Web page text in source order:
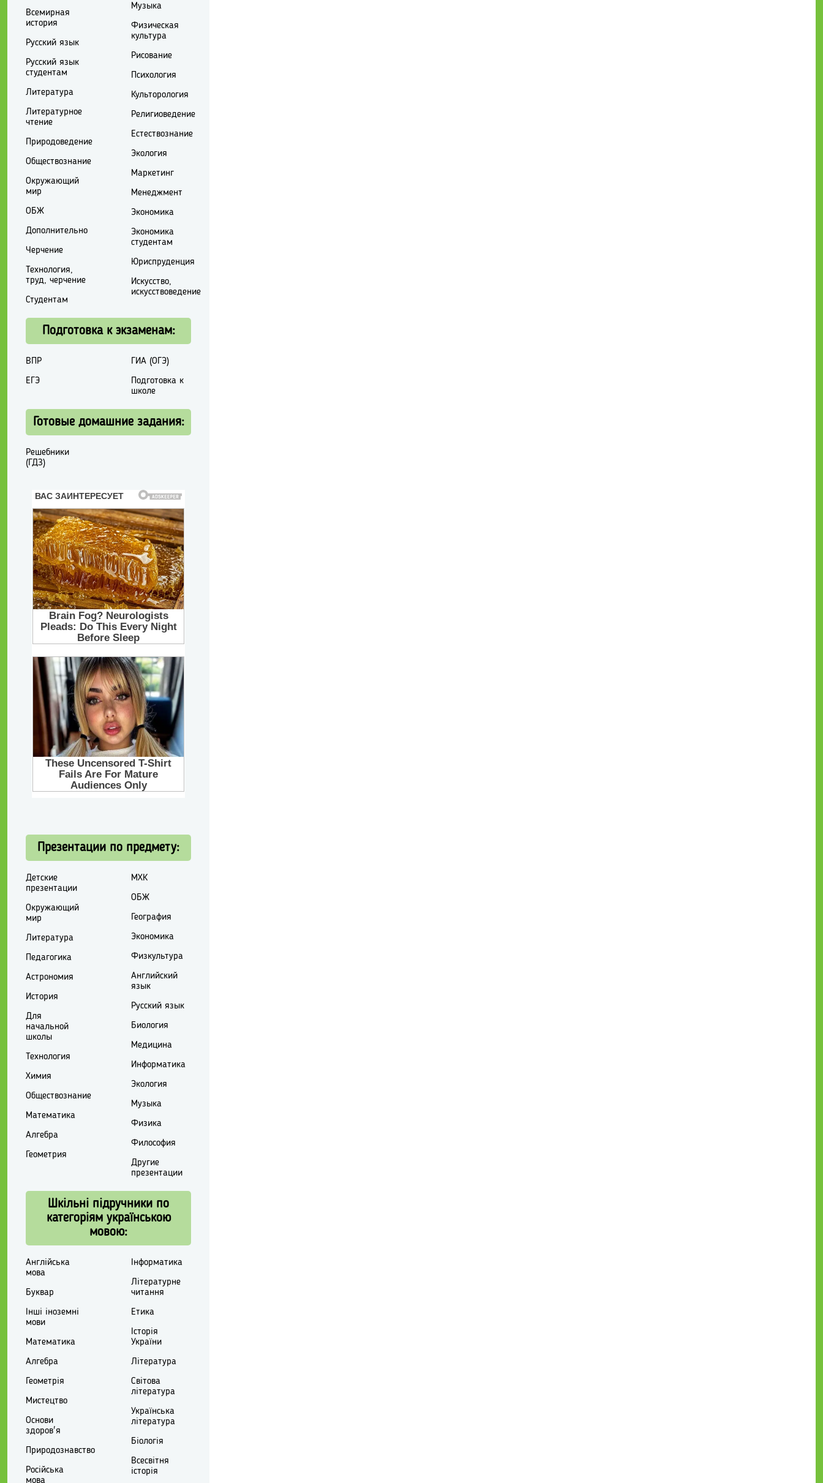
Всемирная
история
Русский язык
Русский язык
студентам
Литература
Литературное
чтение
Природоведение
Обществознание
Окружающий
мир
ОБЖ
Дополнительно
Черчение
Технология,
труд, черчение
Студентам
Музыка
Физическая
культура
Рисование
Психология
Культорология
Религиоведение
Естествознание
Экология
Маркетинг
Менеджмент
Экономика
Экономика
студентам
Юриспруденция
Искусство,
искусствоведение
Подготовка к экзаменам:
ВПР
ЕГЭ
ГИА (ОГЭ)
Подготовка к
школе
Готовые домашние задания:
Решебники
(ГДЗ)
Презентации по предмету:
Детские
презентации
Окружающий
мир
Литература
Педагогика
Астрономия
История
Для
начальной
школы
Технология
Химия
Обществознание
Математика
Алгебра
Геометрия
МХК
ОБЖ
География
Экономика
Физкультура
Английский
язык
Русский язык
Биология
Медицина
Информатика
Экология
Музыка
Физика
Философия
Другие
презентации
Шкільні підручники по
категоріям українською
мовою:
Англійська
мова
Буквар
Інші іноземні
мови
Математика
Алгебра
Геометрія
Мистецтво
Основи
здоров'я
Природознавство
Російська
мова
Інформатика
Літературне
читання
Етика
Історія
України
Література
Світова
література
Українська
література
Біологія
Всесвітня
історія